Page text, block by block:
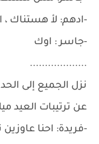
-ادهم: لأ هستناك ،
-جاسر : اوك
...................
نزل الجميع إلى
عن ترتيبات العيد
-فريدة: احنا